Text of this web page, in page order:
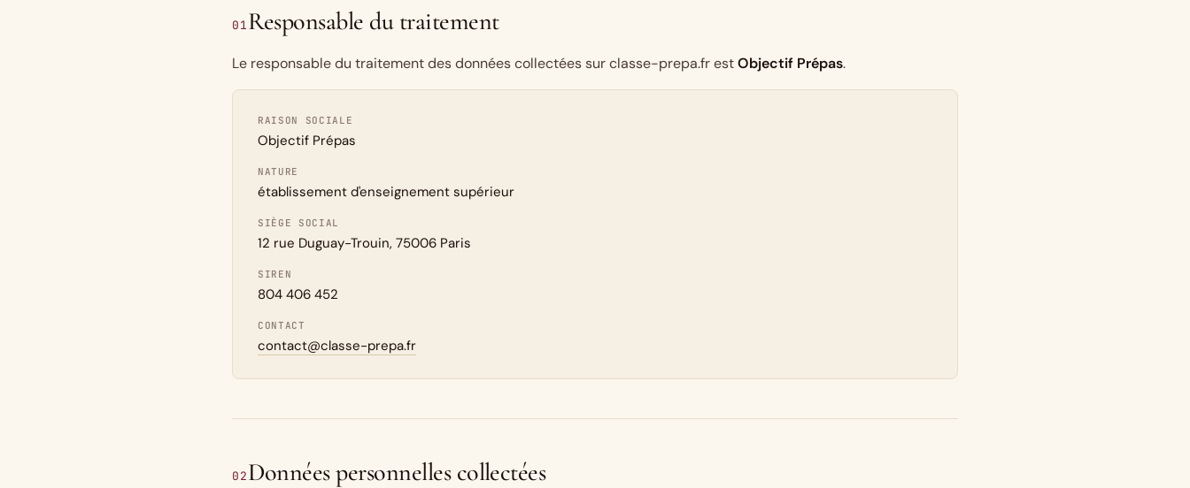
01Responsable du traitement
Le responsable du traitement des données collectées sur classe-prepa.fr estObjectif Prépas.
RAISON SOCIALE
Objectif Prépas
NATURE
établissement d'enseignement supérieur
SIÈGE SOCIAL
12 rue Duguay-Trouin, 75006 Paris
SIREN
804 406 452
CONTACT
contact@classe-prepa.fr
02Données personnelles collectées